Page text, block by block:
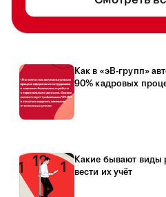
Как в «эВ-групп»
90% кадровых
Какие бывают виды
вести их учёт